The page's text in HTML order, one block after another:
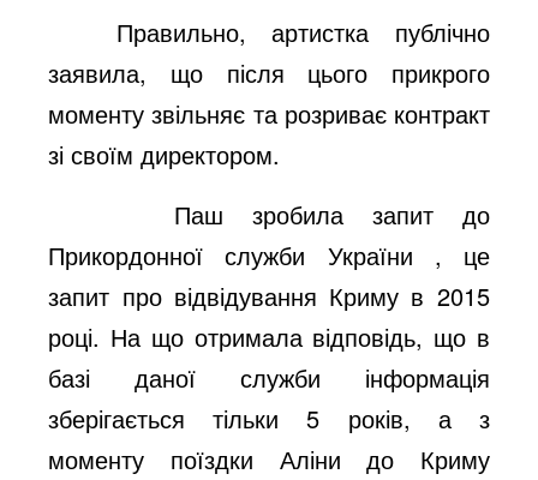
Правильно, артистка публічно
заявила, що після цього прикрого
моменту звільняє та розриває контракт
зі своїм директором.
Паш зробила запит до
Прикордонної служби України , це
запит про відвідування Криму в 2015
році. На що отримала відповідь, що в
базі даної служби інформація
зберігається тільки 5 років, а з
моменту поїздки Аліни до Криму